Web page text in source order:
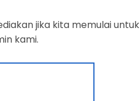
jika kita memulai untuk
kami.